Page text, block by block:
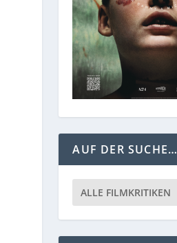
AUF DER SUCHE…
ALLE FILMKRITIKEN